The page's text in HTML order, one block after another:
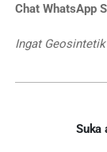
Chat WhatsApp
Ingat
Suka